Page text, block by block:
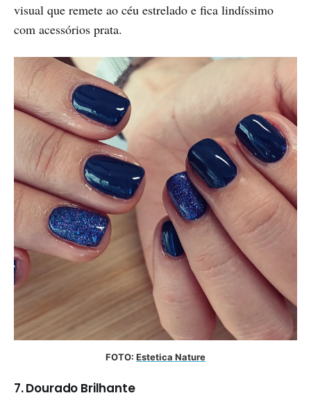
visual que remete ao céu estrelado e fica lindíssimo
com acessórios prata.
FOTO: Estetica Nature
7. Dourado Brilhante